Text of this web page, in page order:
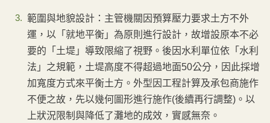
範圍與地貌設計：主管機關因預算壓力要求土方不外
運，以「就地平衡」為原則進行設計，故增設原本不必
要的「土堤」導致限縮了視野。後因水利單位依「水利
法」之規範，土堤高度不得超過地面50公分，因此採增
加寬度方式來平衡土方。外型因工程計算及承包商施作
不便之故，先以幾何圖形進行施作(後續再行調整)。以
上狀況限制與降低了灘地的成效，實感無奈。